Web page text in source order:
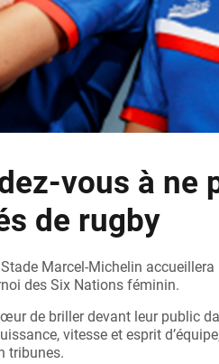
vous à ne
de rugby
Marcel-Michelin
des Six Nations féminin.
de briller devant leur public
vitesse et esprit
tribunes.